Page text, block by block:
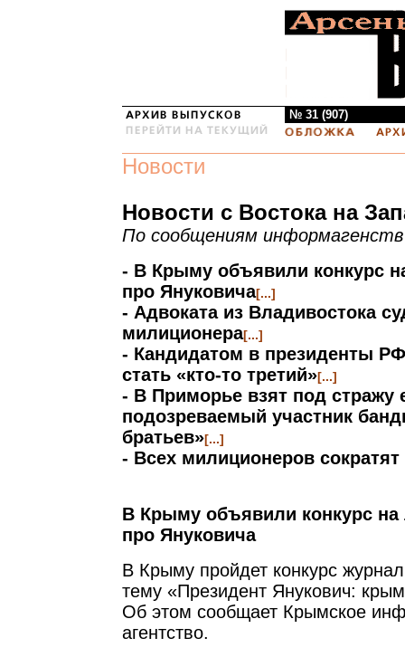
№ 31 (907)
Новости
Новости с Востока на
По сообщениям информагенств
- В Крыму объявили конкурс
про Януковича[...]
- Адвоката из Владивостока
милиционера[...]
- Кандидатом в президенты
стать «кто-то третий»[...]
- В Приморье взят под стражу
подозреваемый участник
братьев»[...]
- Всех милиционеров сократят
В Крыму объявили конкурс
про Януковича
В Крыму пройдет конкурс
тему «Президент Янукович:
Об этом сообщает Крымское
агентство.